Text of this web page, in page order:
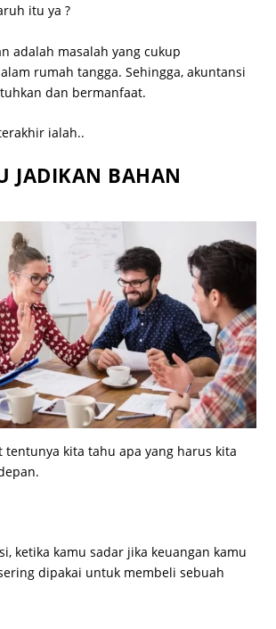
itu ya ?
adalah masalah yang cukup
rumah tangga. Sehingga, akuntansi
dan bermanfaat.
ialah..
JADIKAN BAHAN
tentunya kita tahu apa yang harus kita
ketika kamu sadar jika keuangan kamu
dipakai untuk membeli sebuah